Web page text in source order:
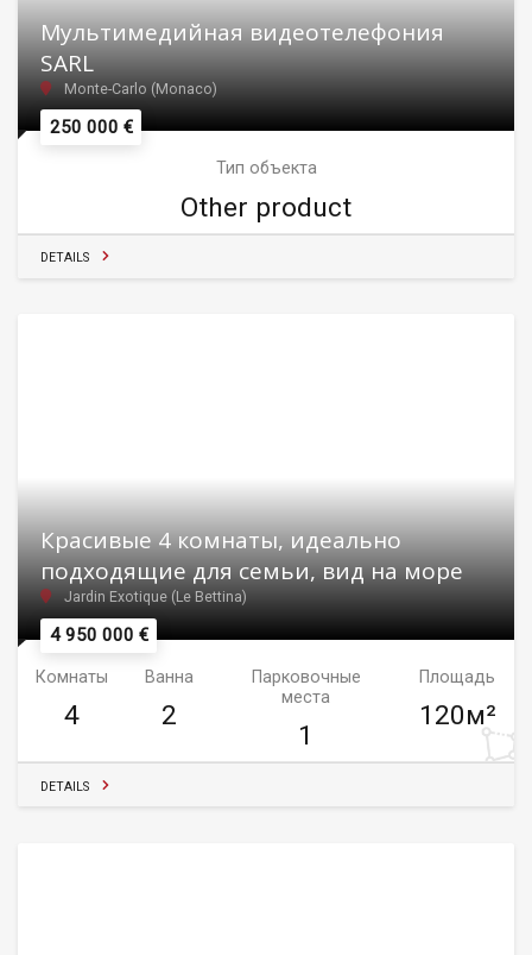
250 000 €
Мультимедийная видеотелефония
SARL
Monte-Carlo (Monaco)
Тип объекта
Other product
DETAILS
4 950 000 €
Красивые 4 комнаты, идеально
подходящие для семьи, вид на море
Jardin Exotique (Le Bettina)
Комнаты
4
Ванна
2
Парковочные
места
1
Площадь
120м²
DETAILS